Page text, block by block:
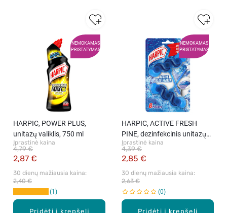
NEMOKAMAS
PRISTATYMAS
Pridėti į krepšelį
HARPIC, POWER PLUS,
unitazų valiklis, 750 ml
Įprastinė kaina
2,87 €
4,79 €
30 dienų mažiausia kaina:
2,40 €
1
NEMOKAMAS
PRISTATYMAS
Pridėti į krepšelį
HARPIC, ACTIVE FRESH
PINE, dezinfekcinis unitazų
valiklis, 750 ml
Įprastinė kaina
2,85 €
4,39 €
30 dienų mažiausia kaina:
2,63 €
0